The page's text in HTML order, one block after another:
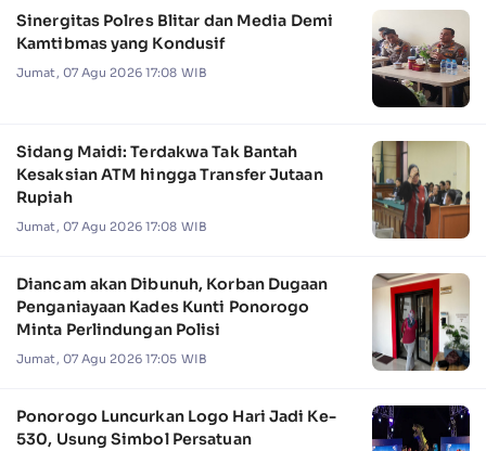
Sinergitas Polres Blitar dan Media Demi
Kamtibmas yang Kondusif
Jumat, 07 Agu 2026 17:08 WIB
Sidang Maidi: Terdakwa Tak Bantah
Kesaksian ATM hingga Transfer Jutaan
Rupiah
Jumat, 07 Agu 2026 17:08 WIB
Diancam akan Dibunuh, Korban Dugaan
Penganiayaan Kades Kunti Ponorogo
Minta Perlindungan Polisi
Jumat, 07 Agu 2026 17:05 WIB
Ponorogo Luncurkan Logo Hari Jadi Ke-
530, Usung Simbol Persatuan